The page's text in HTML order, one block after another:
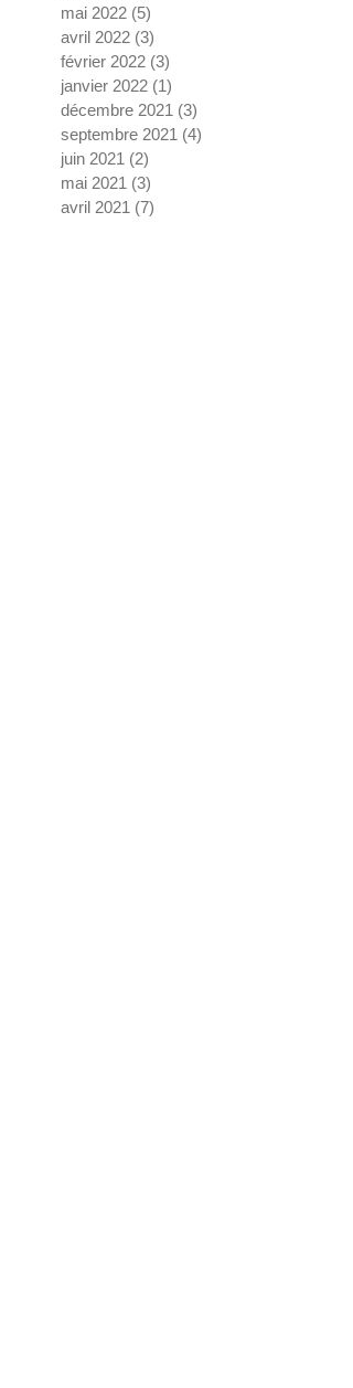
mai 2022 (5)
avril 2022 (3)
février 2022 (3)
janvier 2022 (1)
décembre 2021 (3)
septembre 2021 (4)
juin 2021 (2)
mai 2021 (3)
avril 2021 (7)